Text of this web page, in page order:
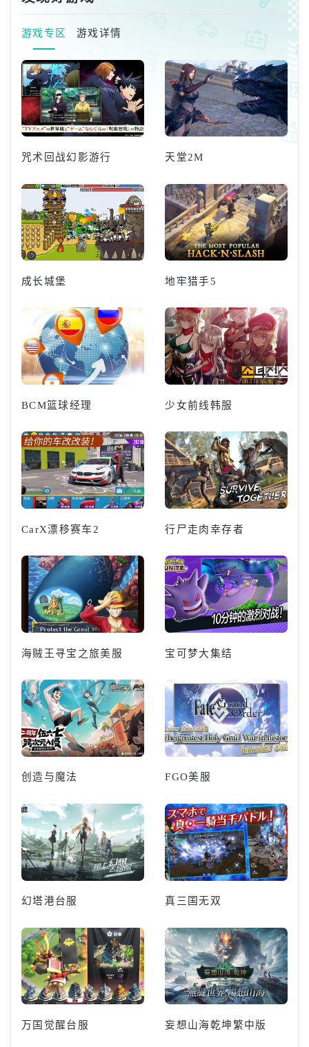
列。〖大地图〗直接游戏胜利=[m
odeoverwin]大地图时间快慢=[s
ftime1~100](数字越小越快)增加
建筑物金钱=[addvaluecmoney
建物编号、金钱数]物品加入图库=
[addthi
游戏专区 游戏详情
咒术回战幻影游行 天堂2M
成长城堡 地牢猎手5
BCM篮球经理 少女前线韩服
CarX漂移赛车2 行尸走肉幸存者
海贼王寻宝之旅美服 宝可梦大集结
创造与魔法 FGO美服
幻塔港台服 真三国无双
万国觉醒台服 妄想山海乾坤繁中版